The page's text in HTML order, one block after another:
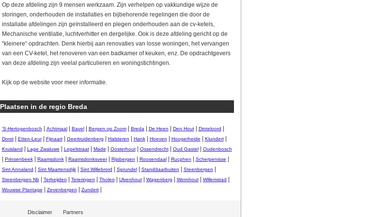
Op deze afdeling zijn 9 mensen werkzaam. Zijn verhelpen op vakkundige wijze de
storingen, onderhouden de installaties en bijbehorende regelingen die door de
installatie afdelingen zijn geïnstalleerd en plegen onderhouden aan de cv-ketels,
Mechanische ventilatie, luchtverhitter en dergelijke. Ook is deze afdeling gericht op de
“kleinere“ opdrachten. Denk hierbij aan renovaties van losse woningen, het vervangen
van een CV-ketel, het renoveren van een badkamer of keuken, enz. De opdrachtgevers
van deze afdeling zijn veelal particulieren en woningstichtingen.
Kijk op de website voor meer informatie.
Plaatsen in de regio Breda
'S-Hertogenbosch Achtmaal| Bavel| Bergen op Zoom| Breda| De Heen Den Hout| Dinteloord
Dorst| Etten-Leur| Fijnaart| Geertruidenberg Halsteren Hank| Hoeven Hoogerheide Klundert|
Kruisland Lage Zwaluwe Lepelstraat| Made Oosterhout| Ossendrecht| Oud Gastel| Oudenbosch
Prinsenbeek| Raamsdonk| Raamsdonksveer| Rijsbergen Roosendaal| Rucphen Scherpenisse
Sint Annaland Sint Maartensdijk| Sint Willebrord Sprundel| Standdaarbuiten Steenbergen
Steenbergen Nb| Terheijden Teteringen Tholen Ulvenhout| Wagenberg Wernhout| Willemstad
Wouwse Plantage Zevenbergen Zundert|
Disclaimer Partners